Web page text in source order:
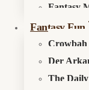
Fantasy
Fantasy Fun
Crowbah
Der
The